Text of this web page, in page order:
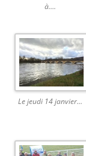
à….
Le jeudi 14 janvier…